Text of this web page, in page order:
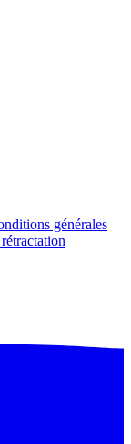
générales